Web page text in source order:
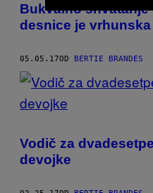
Bukvalno
desnice je
05.05.17OD BERTIE BRANDES
Vodič za
devojke